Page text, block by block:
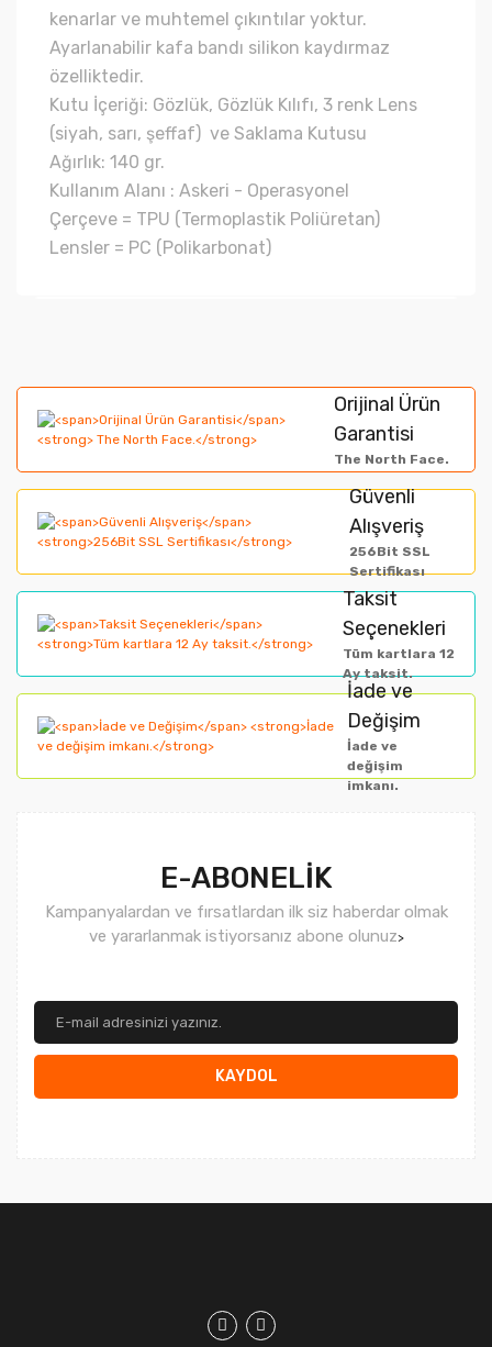
kenarlar ve muhtemel çıkıntılar yoktur.
Ayarlanabilir kafa bandı silikon kaydırmaz
özelliktedir.
Kutu İçeriği: Gözlük, Gözlük Kılıfı, 3 renk Lens
(siyah, sarı, şeffaf) ve Saklama Kutusu
Ağırlık: 140 gr.
Kullanım Alanı : Askeri - Operasyonel
Çerçeve = TPU (Termoplastik Poliüretan)
Lensler = PC (Polikarbonat)
Yorum Yaz
formunu kullanarak tarafımıza iletebilirsiniz.
Görüş ve önerileriniz için teşekkür ederiz.
Ürün resmi kalitesiz, bozuk veya görüntülenemiyor.
Ürün açıklamasında eksik bilgiler bulunuyor.
Bu ürüne benzer farklı alternatifler olmalı.
Orijinal Ürün
Garantisi
The North Face.
Güvenli
Alışveriş
256Bit SSL
Sertifikası
Taksit
Seçenekleri
Tüm kartlara 12
Ay taksit.
İade ve
Değişim
İade ve
değişim
imkanı.
E-ABONELİK
Kampanyalardan ve fırsatlardan ilk siz haberdar olmak
ve yararlanmak istiyorsanız abone olunuz>
KAYDOL